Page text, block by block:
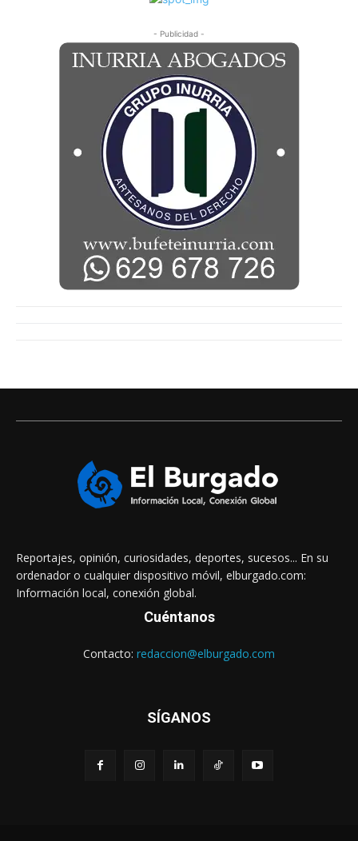
- Publicidad -
Reportajes, opinión, curiosidades, deportes, sucesos... En su
ordenador o cualquier dispositivo móvil, elburgado.com:
Información local, conexión global.
Cuéntanos
Contacto: redaccion@elburgado.com
SÍGANOS